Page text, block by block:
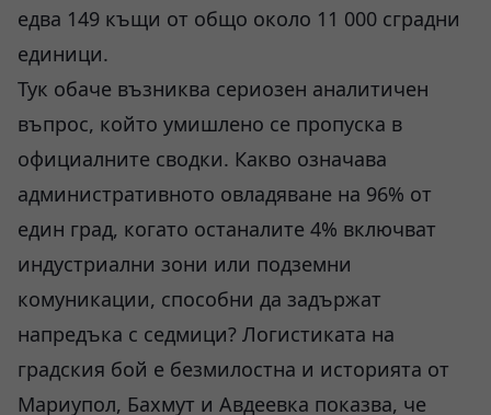
едва 149 къщи от общо около 11 000 сградни
единици.
Тук обаче възниква сериозен аналитичен
въпрос, който умишлено се пропуска в
официалните сводки. Какво означава
административното овладяване на 96% от
един град, когато останалите 4% включват
индустриални зони или подземни
комуникации, способни да задържат
напредъка с седмици? Логистиката на
градския бой е безмилостна и историята от
Мариупол, Бахмут и Авдеевка показва, че